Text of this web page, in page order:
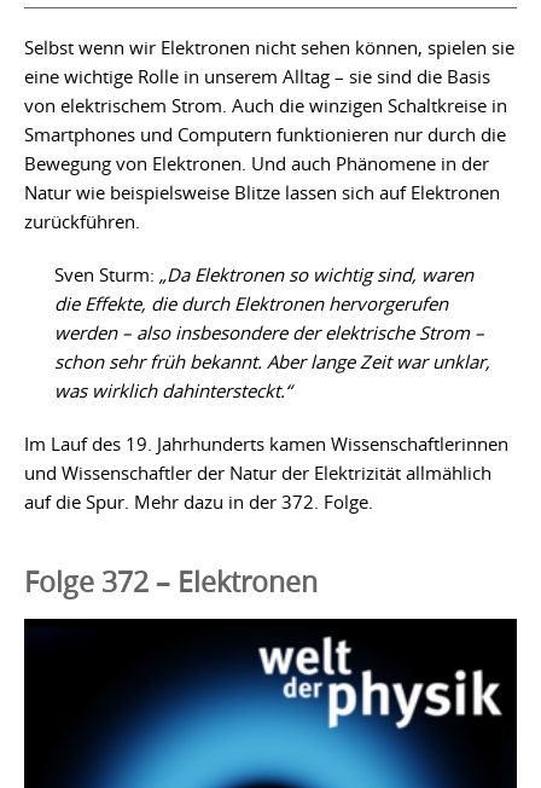
Selbst wenn wir Elektronen nicht sehen können, spielen sie
eine wichtige Rolle in unserem Alltag – sie sind die Basis
von elektrischem Strom. Auch die winzigen Schaltkreise in
Smartphones und Computern funktionieren nur durch die
Bewegung von Elektronen. Und auch Phänomene in der
Natur wie beispielsweise Blitze lassen sich auf Elektronen
zurückführen.
Sven Sturm: „Da Elektronen so wichtig sind, waren
die Effekte, die durch Elektronen hervorgerufen
werden – also insbesondere der elektrische Strom –
schon sehr früh bekannt. Aber lange Zeit war unklar,
was wirklich dahintersteckt.“
Im Lauf des 19. Jahrhunderts kamen Wissenschaftlerinnen
und Wissenschaftler der Natur der Elektrizität allmählich
auf die Spur. Mehr dazu in der 372. Folge.
Folge 372 – Elektronen